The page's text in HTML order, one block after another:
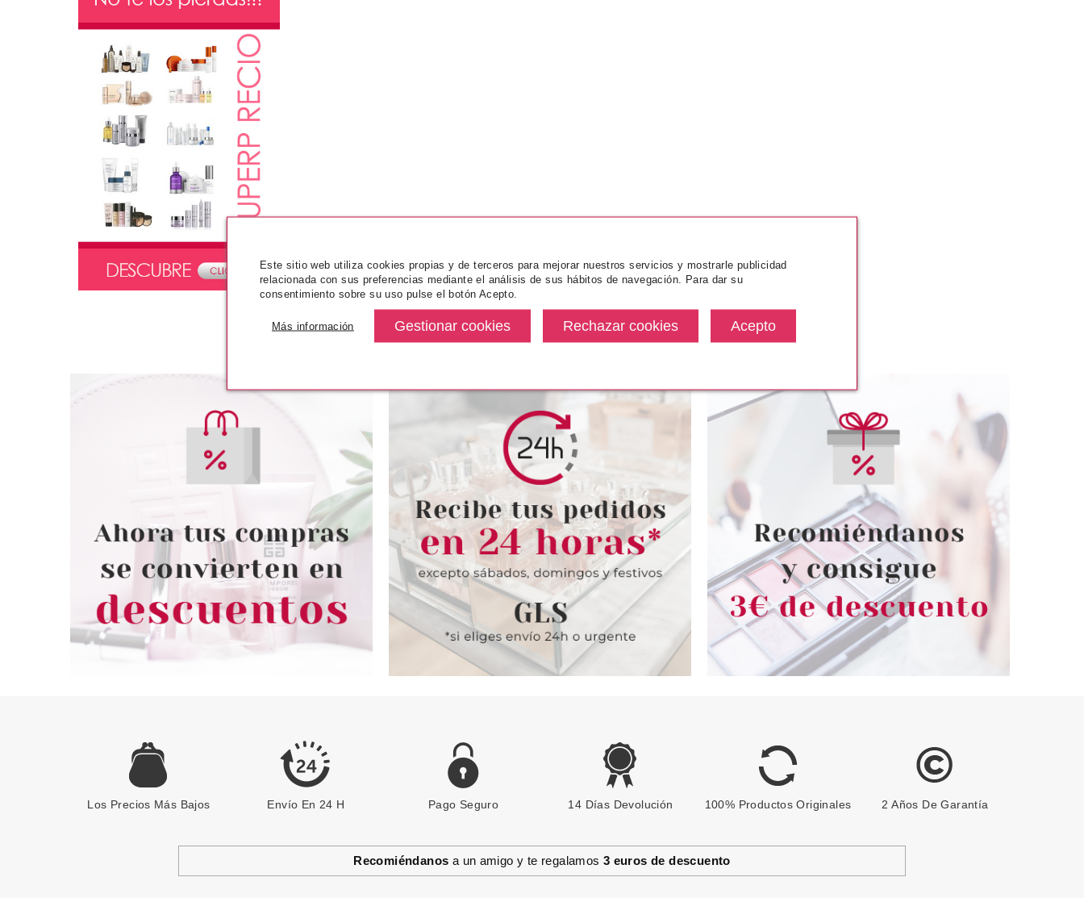
Los Precios Más Bajos Envío En 24 H Pago Seguro 14 Días Devolución 100% Productos Originales 2 Años De Garantía
Recomiéndanos a un amigo y te regalamos 3 euros de descuento
Este sitio web utiliza cookies propias y de terceros para mejorar nuestros servicios y mostrarle publicidad
relacionada con sus preferencias mediante el análisis de sus hábitos de navegación. Para dar su
consentimiento sobre su uso pulse el botón Acepto.
Más información